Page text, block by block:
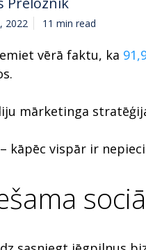
2022 11 min read
vērā faktu, ka
mārketinga
kāpēc vispār ir